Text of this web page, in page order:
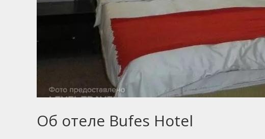
Об отеле Bufes Hotel